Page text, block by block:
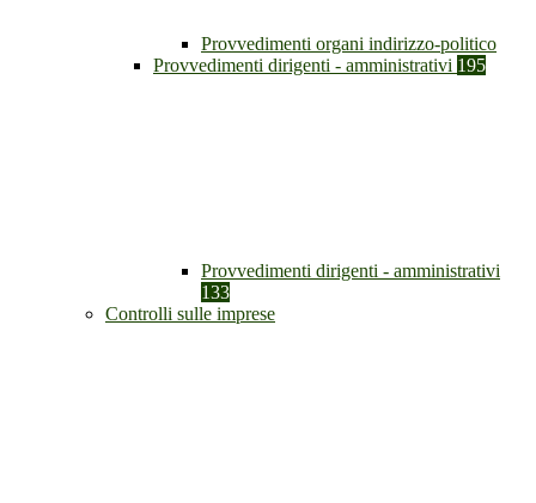
Provvedimenti organi indirizzo-politico
Provvedimenti dirigenti - amministrativi 195
Provvedimenti dirigenti - amministrativi
133
Controlli sulle imprese